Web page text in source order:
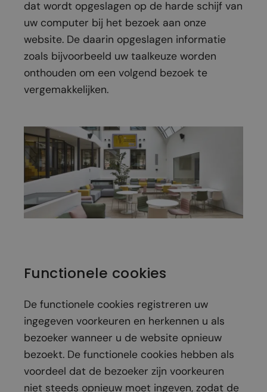
dat wordt opgeslagen op de harde schijf van
uw computer bij het bezoek aan onze
website. De daarin opgeslagen informatie
zoals bijvoorbeeld uw taalkeuze worden
onthouden om een volgend bezoek te
vergemakkelijken.
Functionele cookies
De functionele cookies registreren uw
ingegeven voorkeuren en herkennen u als
bezoeker wanneer u de website opnieuw
bezoekt. De functionele cookies hebben als
voordeel dat de bezoeker zijn voorkeuren
niet steeds opnieuw moet ingeven, zodat de